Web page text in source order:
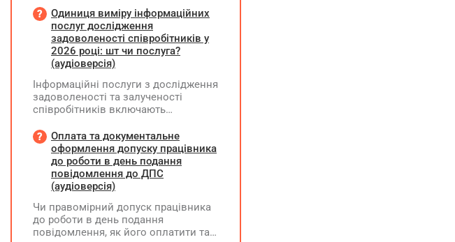
Одиниця виміру інформаційних
послуг дослідження
задоволеності співробітників у
2026 році: шт чи послуга?
(аудіоверсія)
Інформаційні послуги з дослідження
задоволеності та залученості
співробітників включають
повідомлення, проведення
опитування через EngageQ та
електронну пошту, підтримку
учасників і передачу результатів. Яку
одиницю виміру коректніше
Оплата та документальне
оформлення допуску працівника
до роботи в день подання
повідомлення до ДПС
(аудіоверсія)
Чи правомірний допуск працівника
до роботи в день подання
повідомлення, як його оплатити та